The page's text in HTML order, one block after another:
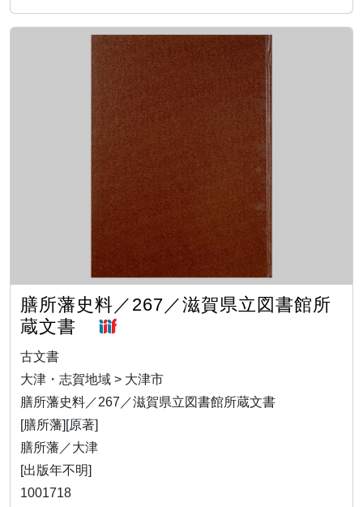
膳所藩史料／267／滋賀県立図書館所
蔵文書
古文書
大津・志賀地域 > 大津市
膳所藩史料／267／滋賀県立図書館所蔵文書
[膳所藩][原著]
膳所藩／大津
[出版年不明]
1001718